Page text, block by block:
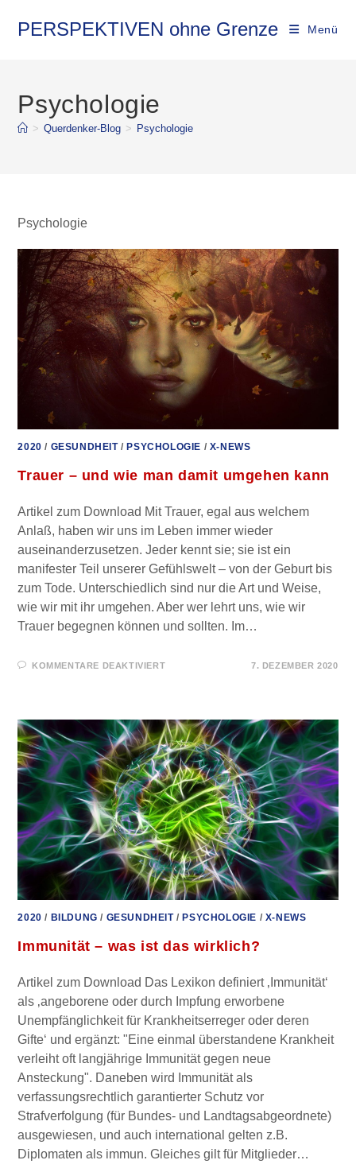
InhaltPERSPEKTIVEN ohne Grenze Menü
Psychologie
> Querdenker-Blog > Psychologie
Psychologie
2020 / GESUNDHEIT/PSYCHOLOGIE / X-NEWS
Trauer – und wie man damit umgehen kann
Artikel zum Download Mit Trauer, egal aus welchem
Anlaß, haben wir uns im Leben immer wieder
auseinander­zusetzen. Jeder kennt sie; sie ist ein
manifester Teil unserer Gefühlswelt – von der Geburt bis
zum Tode. Unterschiedlich sind nur die Art und Weise,
wie wir mit ihr umgehen. Aber wer lehrt uns, wie wir
Trauer begegnen können und sollten. Im…
KOMMENTARE DEAKTIVIERTFÜR
DAMIT
UMGEHEN
KANN
7. DEZEMBER 2020
2020 / BILDUNG / GESUNDHEIT/PSYCHOLOGIE / X-NEWS
Immunität – was ist das wirklich?
Artikel zum Download Das Lexikon definiert ‚Immunität‘
als ‚angeborene oder durch Impfung erworbene
Unempfänglichkeit für Krankheitserreger oder deren
Gifte‘ und ergänzt: "Eine einmal überstandene Krankheit
verleiht oft langjährige Immunität gegen neue
Ansteckung". Daneben wird Immunität als
verfassungsrechtlich garantierter Schutz vor
Strafverfolgung (für Bundes- und Landtagsabgeordnete)
ausgewiesen, und auch international gelten z.B.
Diplomaten als immun. Gleiches gilt für Mitglieder…